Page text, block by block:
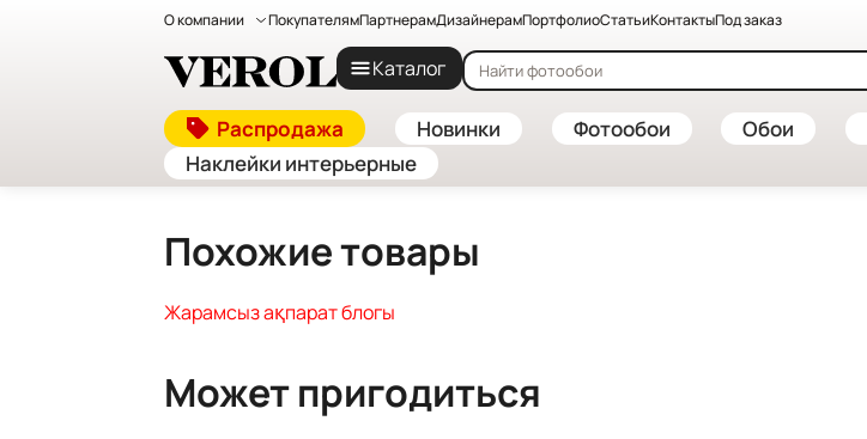
О компании ПокупателямПартнерамДизайнерамПортфолиоСтатьиКонтактыПод заказ
Каталог
Распродажа Новинки Фотообои Обои
Наклейки интерьерные
Главная—Каталог
Жарамсыз ақпарат блогы
Похожие товары
Жарамсыз ақпарат блогы
Может пригодиться